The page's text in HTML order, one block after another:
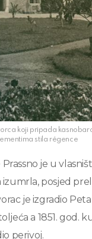
koji pripada
stila régence
je u
izumrla, posjed
je izgradio
a 1851. god.
perivoj.